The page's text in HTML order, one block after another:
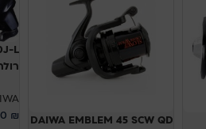
DAIWA EMBLEM 45 SCW QD
₪